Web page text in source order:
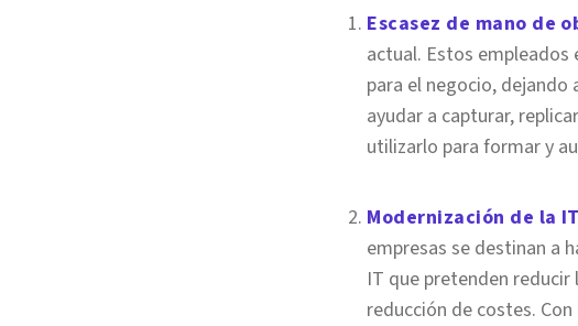
Escasez de mano de
actual. Estos
para el negocio, dejando
ayudar a capturar,
utilizarlo para formar y
Modernización de la
empresas se destinan a
IT que pretenden
reducción de costes.